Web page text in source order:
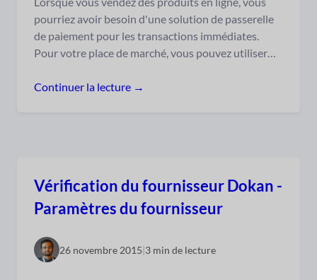
pourriez avoir besoin d'une solution de passerelle
de paiement pour les transactions immédiates.
Pour votre place de marché, vous pouvez utiliser…
Continuer la lecture →
Vérification du fournisseur Dokan -
Paramètres du fournisseur
26 novembre 2015|3 min de lecture